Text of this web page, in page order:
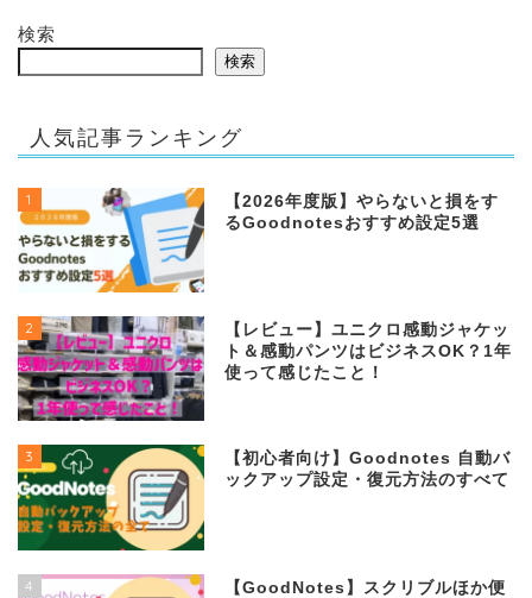
検索
検索
人気記事ランキング
1
【2026年度版】やらないと損をす
るGoodnotesおすすめ設定5選
2
【レビュー】ユニクロ感動ジャケッ
ト＆感動パンツはビジネスOK？1年
使って感じたこと！
3
【初心者向け】Goodnotes 自動バ
ックアップ設定・復元方法のすべて
4
【GoodNotes】スクリブルほか便